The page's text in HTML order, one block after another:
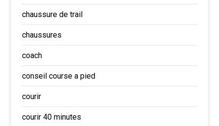
chaussure de trail
chaussures
coach
conseil course a pied
courir
courir 40 minutes